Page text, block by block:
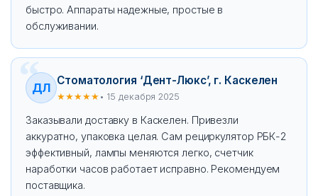
быстро. Аппараты надежные, простые в
обслуживании.
ДЛ
Стоматология ‘Дент-Люкс’, г. Каскелен
★★★★★ • 15 декабря 2025
Заказывали доставку в Каскелен. Привезли
аккуратно, упаковка целая. Сам рециркулятор РБК-2
эффективный, лампы меняются легко, счетчик
наработки часов работает исправно. Рекомендуем
поставщика.